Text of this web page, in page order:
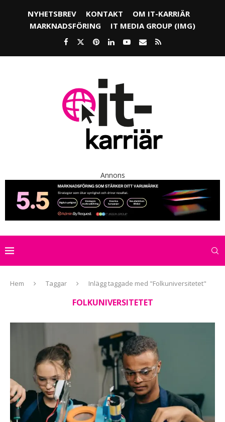
NYHETSBREV KONTAKT
OM IT-KARRIÄR
MARKNADSFÖRING
IT MEDIA GROUP (IMG)
Annons
Hem Taggar Inlägg taggade med "Folkuniversitetet"
FOLKUNIVERSITETET